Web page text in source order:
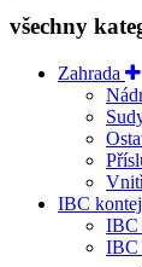
všechny
Zahrada
IBC
IBC
IBC